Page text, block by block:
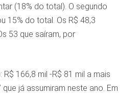
(18% do total). O segundo
15% do total. Os R$ 48,3
53 que saíram, por
166,8 mil -R$ 81 mil a mais
já assumiram neste ano. Em